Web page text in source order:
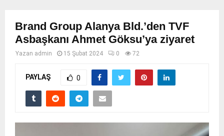
Brand Group Alanya Bld.’den TVF
Asbaşkanı Ahmet Göksu’ya ziyaret
Yazan admin 15 Şubat 2024 0 72
PAYLAŞ 0